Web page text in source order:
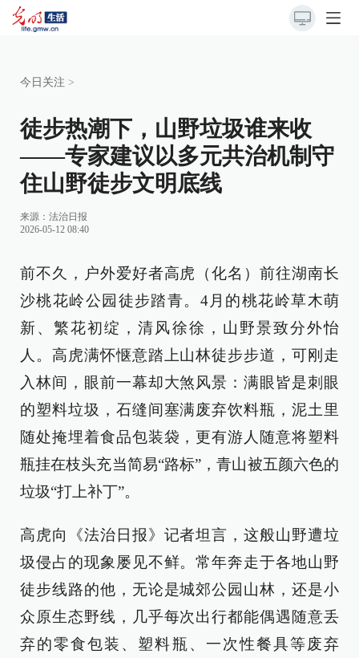
今日关注 >
徒步热潮下，山野垃圾谁来收
——专家建议以多元共治机制守
住山野徒步文明底线
来源： 法治日报
2026-05-12 08:40
前不久，户外爱好者高虎（化名）前往湖南长
沙桃花岭公园徒步踏青。4月的桃花岭草木萌
新、繁花初绽，清风徐徐，山野景致分外怡
人。高虎满怀惬意踏上山林徒步步道，可刚走
入林间，眼前一幕却大煞风景：满眼皆是刺眼
的塑料垃圾，石缝间塞满废弃饮料瓶，泥土里
随处掩埋着食品包装袋，更有游人随意将塑料
瓶挂在枝头充当简易“路标”，青山被五颜六色的
垃圾“打上补丁”。
高虎向《法治日报》记者坦言，这般山野遭垃
圾侵占的现象屡见不鲜。常年奔走于各地山野
徒步线路的他，无论是城郊公园山林，还是小
众原生态野线，几乎每次出行都能偶遇随意丢
弃的零食包装、塑料瓶、一次性餐具等废弃